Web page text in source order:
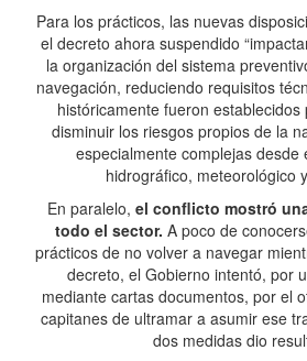
Para los prácticos, las nuevas
el decreto ahora suspendido
la organización del sistema
navegación, reduciendo requisitos
históricamente fueron
disminuir los riesgos propios de la
especialmente complejas desde
hidrográfico, meteorológico
En paralelo, el conflicto mostró
todo el sector. A poco de
prácticos de no volver a navegar
decreto, el Gobierno intentó, por
mediante cartas documentos, por el
capitanes de ultramar a asumir ese
dos medidas dio